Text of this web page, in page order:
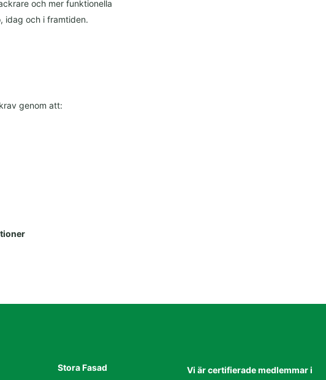
och mer funktionella
idag och i framtiden.
genom att:
Stora Fasad
Vi är certifierade medlemmar i
dig?